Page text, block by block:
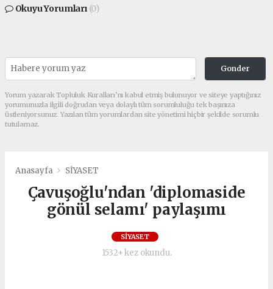
Okuyu Yorumları (0)
Gonder
Yorum yazarak Topluluk Kuralları’nı kabul etmiş bulunuyor ve siteye yaptığınız
yorumunuzla ilgili doğrudan veya dolaylı tüm sorumluluğu tek başınıza
üstleniyorsunuz. Yazılan tüm yorumlardan site yönetimi hiçbir şekilde sorumlu
tutulamaz.
Anasayfa SİYASET
Çavuşoğlu'ndan 'diplomaside
gönül selamı' paylaşımı
SİYASET
1532+ kez okundu.